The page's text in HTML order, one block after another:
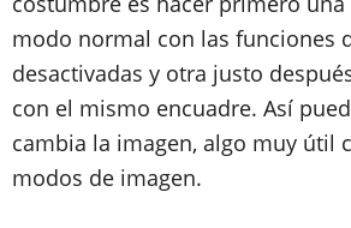
modo normal con las funciones
desactivadas y otra justo
con el mismo encuadre. Así
cambia la imagen, algo muy útil
modos de imagen.